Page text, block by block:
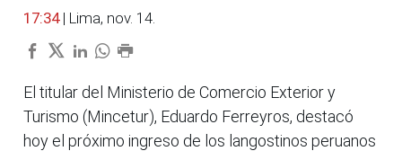
17:34 | Lima, nov. 14.
El titular del Ministerio de Comercio Exterior y
Turismo (Mincetur), Eduardo Ferreyros, destacó
hoy el próximo ingreso de los langostinos peruanos